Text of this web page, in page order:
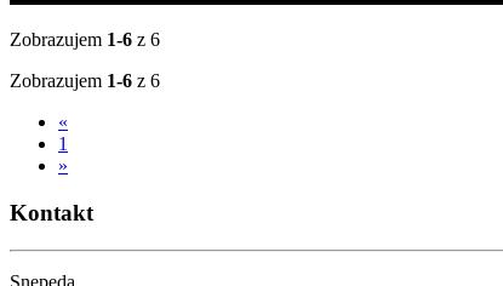
Zobrazujem 1-6 z 6
Zobrazujem 1-6 z 6
«
1
»
Kontakt
Snepeda